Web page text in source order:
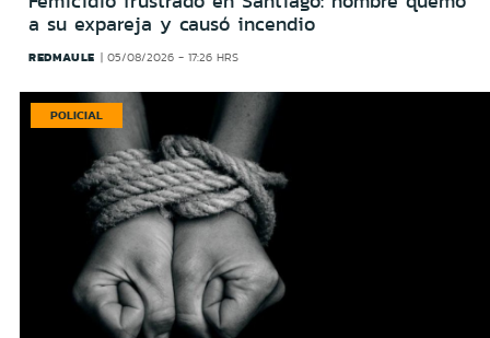
a su expareja y causó incendio
REDMAULE 05/08/2026 - 17:26 HRS
POLICIAL